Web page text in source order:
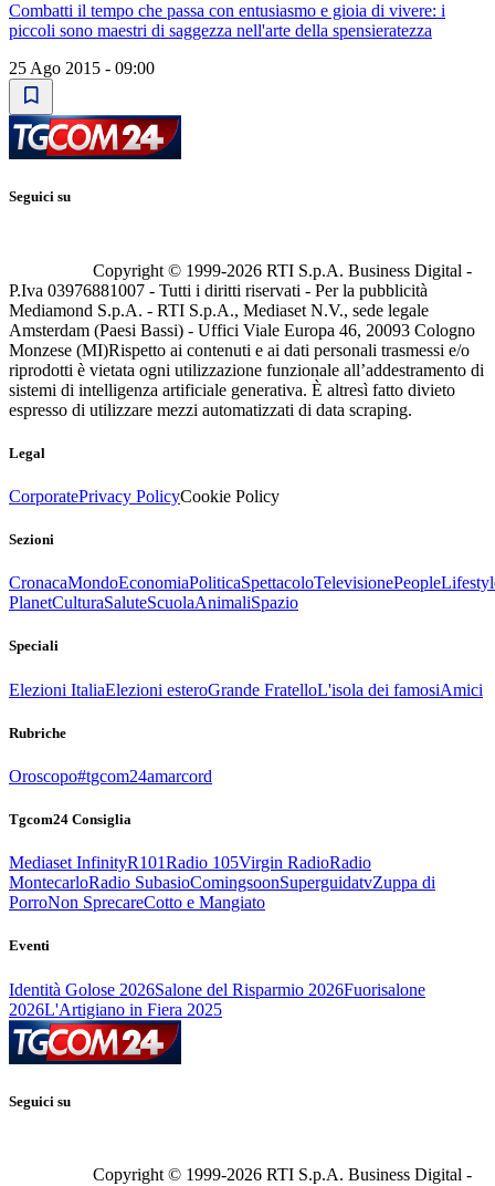
Combatti il tempo che passa con entusiasmo e gioia di vivere: i
piccoli sono maestri di saggezza nell'arte della spensieratezza
25 Ago 2015 - 09:00
Seguici su
Copyright © 1999-2026 RTI S.p.A. Business Digital -
P.Iva 03976881007 - Tutti i diritti riservati - Per la pubblicità
Mediamond S.p.A. - RTI S.p.A., Mediaset N.V., sede legale
Amsterdam (Paesi Bassi) - Uffici Viale Europa 46, 20093 Cologno
Monzese (MI)Rispetto ai contenuti e ai dati personali trasmessi e/o
riprodotti è vietata ogni utilizzazione funzionale all’addestramento di
sistemi di intelligenza artificiale generativa. È altresì fatto divieto
espresso di utilizzare mezzi automatizzati di data scraping.
Legal
CorporatePrivacy PolicyCookie Policy
Sezioni
CronacaMondoEconomiaPoliticaSpettacoloTelevisionePeople
PlanetCulturaSaluteScuolaAnimaliSpazio
Speciali
Elezioni ItaliaElezioni esteroGrande FratelloL'isola dei famosiAmici
Rubriche
Oroscopo#tgcom24amarcord
Tgcom24 Consiglia
Mediaset InfinityR101Radio 105Virgin RadioRadio
MontecarloRadio SubasioComingsoonSuperguidatvZuppa di
PorroNon SprecareCotto e Mangiato
Eventi
Identità Golose 2026Salone del Risparmio 2026Fuorisalone
2026L'Artigiano in Fiera 2025
Seguici su
Copyright © 1999-2026 RTI S.p.A. Business Digital -